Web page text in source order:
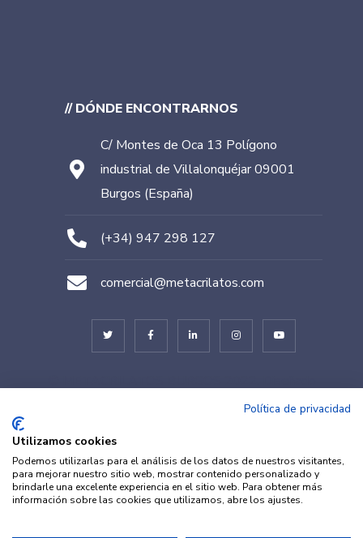
// DÓNDE ENCONTRARNOS
C/ Montes de Oca 13 Polígono
industrial de Villalonquéjar 09001
Burgos (España)
(+34) 947 298 127
comercial@metacrilatos.com
TESEO – ERIBEAPolítica de privacidad
Utilizamos cookies
Podemos utilizarlas para el análisis de los datos de nuestros visitantes,
para mejorar nuestro sitio web, mostrar contenido personalizado y
brindarle una excelente experiencia en el sitio web. Para obtener más
información sobre las cookies que utilizamos, abre los ajustes.